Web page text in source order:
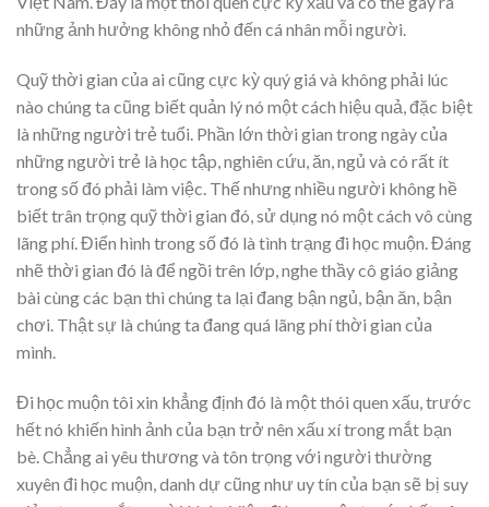
những ảnh hưởng không nhỏ đến cá nhân mỗi người.
Quỹ thời gian của ai cũng cực kỳ quý giá và không phải lúc
nào chúng ta cũng biết quản lý nó một cách hiệu quả, đặc biệt
là những người trẻ tuổi. Phần lớn thời gian trong ngày của
những người trẻ là học tập, nghiên cứu, ăn, ngủ và có rất ít
trong số đó phải làm việc. Thế nhưng nhiều người không hề
biết trân trọng quỹ thời gian đó, sử dụng nó một cách vô cùng
lãng phí. Điển hình trong số đó là tình trạng đi học muộn. Đáng
nhẽ thời gian đó là để ngồi trên lớp, nghe thầy cô giáo giảng
bài cùng các bạn thì chúng ta lại đang bận ngủ, bận ăn, bận
chơi. Thật sự là chúng ta đang quá lãng phí thời gian của
mình.
Đi học muộn tôi xin khẳng định đó là một thói quen xấu, trước
hết nó khiến hình ảnh của bạn trở nên xấu xí trong mắt bạn
bè. Chẳng ai yêu thương và tôn trọng với người thường
xuyên đi học muộn, danh dự cũng như uy tín của bạn sẽ bị suy